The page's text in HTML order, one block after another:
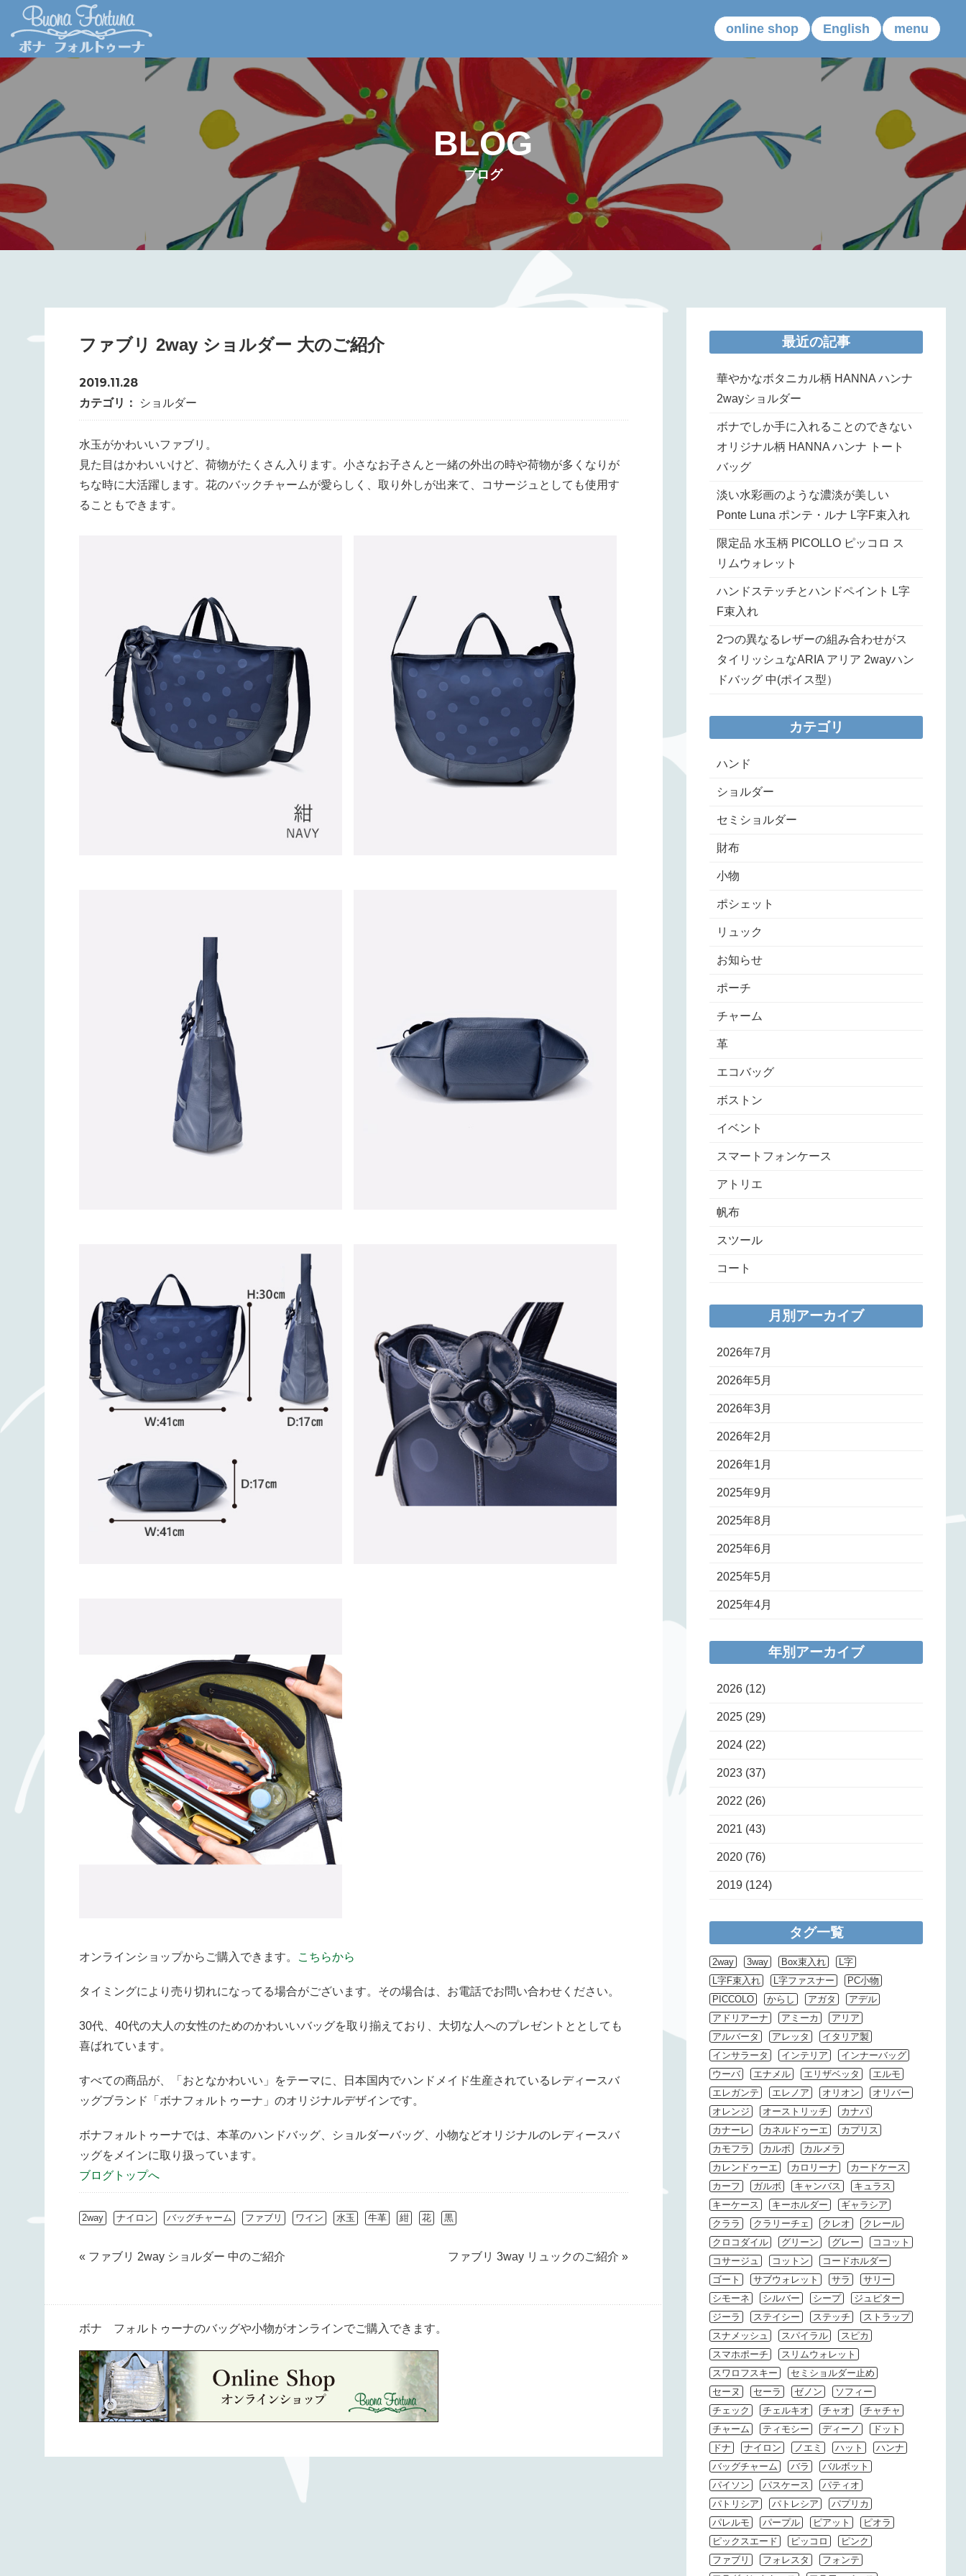
online shop English menu
BLOG
ブログ
ファブリ 2way ショルダー 大のご紹介
2019.11.28
カテゴリ： ショルダー
水玉がかわいいファブリ。
見た目はかわいいけど、荷物がたくさん入ります。小さなお子さんと一緒の外出の時や荷物が多くなりが
ちな時に大活躍します。花のバックチャームが愛らしく、取り外しが出来て、コサージュとしても使用す
ることもできます。
オンラインショップからご購入できます。 こちらから
タイミングにより売り切れになってる場合がございます。その場合は、お電話でお問い合わせください。
30代、40代の大人の女性のためのかわいいバッグを取り揃えており、大切な人へのプレゼントととしても
喜ばれています。
すべての商品が、「おとなかわいい」をテーマに、日本国内でハンドメイド生産されているレディースバ
ッグブランド「ボナフォルトゥーナ」のオリジナルデザインです。
ボナフォルトゥーナでは、本革のハンドバッグ、ショルダーバッグ、小物などオリジナルのレディースバ
ッグをメインに取り扱っています。
ブログトップへ
2way ナイロン バッグチャーム ファブリ ワイン 水玉 牛革 紺 花 黒
« ファブリ 2way ショルダー 中のご紹介 ファブリ 3way リュックのご紹介 »
ボナ フォルトゥーナのバッグや小物がオンラインでご購入できます。
最近の記事
華やかなボタニカル柄 HANNA ハンナ
2wayショルダー
ボナでしか手に入れることのできない
オリジナル柄 HANNA ハンナ トート
バッグ
淡い水彩画のような濃淡が美しい
Ponte Luna ポンテ・ルナ L字F束入れ
限定品 水玉柄 PICOLLO ピッコロ ス
リムウォレット
ハンドステッチとハンドペイント L字
F束入れ
2つの異なるレザーの組み合わせがス
タイリッシュなARIA アリア 2wayハン
ドバッグ 中(ポイス型）
カテゴリ
ハンド
ショルダー
セミショルダー
財布
小物
ポシェット
リュック
お知らせ
ポーチ
チャーム
革
エコバッグ
ボストン
イベント
スマートフォンケース
アトリエ
帆布
スツール
コート
月別アーカイブ
2026年7月
2026年5月
2026年3月
2026年2月
2026年1月
2025年9月
2025年8月
2025年6月
2025年5月
2025年4月
年別アーカイブ
2026 (12)
2025 (29)
2024 (22)
2023 (37)
2022 (26)
2021 (43)
2020 (76)
2019 (124)
タグ一覧
2way 3way Box束入れ
L字
L字F束入れ
L字ファスナー
PC小物
PICCOLO
からし アガタ
アデル
アドリアーナ
アミーカ
アリア
アルバータ
アレッタ
イタリア製
インサラータ
インテリア
インナーバッグ
ウーバ
エナメル エリザベッタ
エルモ
エレガンテ
エレノア オリオン
オリバー
オレンジ
オーストリッチ
カナパ
カナーレ
カネルドゥーエ
カプリス
カモフラ
カルボ
カルメラ
カレンドゥーエ
カロリーナ
カードケース
カーフ
ガルボ キャンバス
キュラス
キーケース
キーホルダー
ギャラシア
クララ
クラリーチェ クレオ
クレール
クロコダイル
グリーン グレー
ココット
コサージュ
コットン
コードホルダー
ゴート
サブウォレット サラ
サリー
シモーネ
シルバー シープ
ジュピター
ジーラ
ステイシー ステッチ
ストラップ
スナメッシュ
スパイラル
スピカ
スマホポーチ
スリムウォレット
スワロフスキー
セミショルダー止め
セーヌ
セーラ ゼノン
ソフィー
チェック
チェルキオ チャオ
チャチャ
チャーム
ティモシー ディーノ
ドット
ドナ
ナイロン ノエミ ハット
ハンナ
バッグチャーム
バラ
バルボット
パイソン
パスケース
パティオ
パトリシア
パトレシア
パプリカ
パレルモ
パープル ピアット
ピオラ
ピックスエード
ピッコロ
ピンク
ファブリ
フォレスタ
フォンテ